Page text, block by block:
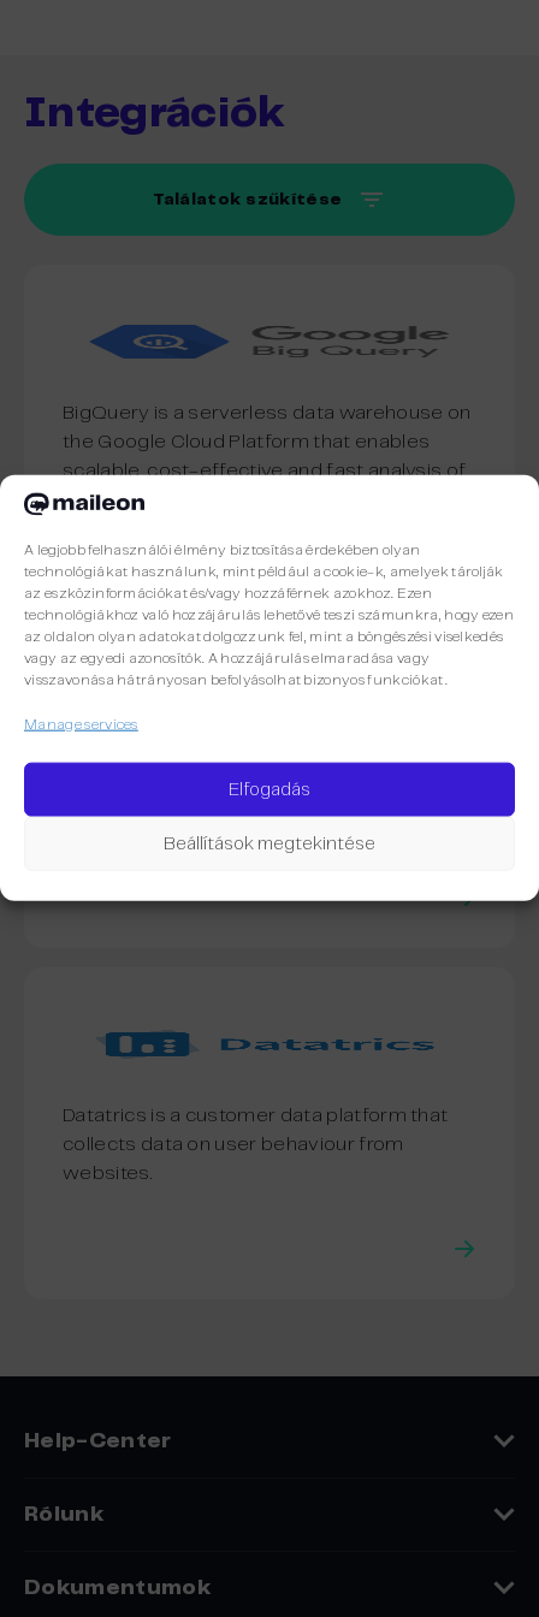
A legjobb felhasználói élmény biztosítása érdekében olyan
technológiákat használunk, mint például a cookie-k, amelyek tárolják
az eszközinformációkat és/vagy hozzáférnek azokhoz. Ezen
technológiákhoz való hozzájárulás lehetővé teszi számunkra, hogy ezen
az oldalon olyan adatokat dolgozzunk fel, mint a böngészési viselkedés
vagy az egyedi azonosítók. A hozzájárulás elmaradása vagy
visszavonása hátrányosan befolyásolhat bizonyos funkciókat.
Manage services
Elfogadás
Beállítások megtekintése
Integrációk
Találatok szűkítése
BigQuery is a serverless data warehouse on
the Google Cloud Platform that enables
scalable, cost-effective and fast analysis of
data.
Econda is a cloud-based customer data
platform, provides reliable data in real-time
and is mainly designed for online shops.
Datatrics is a customer data platform that
collects data on user behaviour from
websites.
Help-Center
Rólunk
Dokumentumok